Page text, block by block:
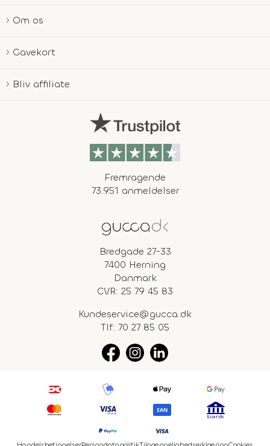
Om os
Gavekort
Bliv affiliate
Fremragende
73.951 anmeldelser
Bredgade 27-33
7400 Herning
Danmark
CVR: 25 79 45 83
Kundeservice@gucca.dk
Tlf: 70 27 85 05